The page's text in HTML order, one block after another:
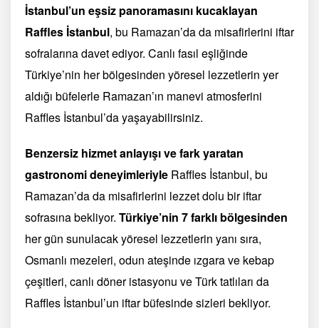
İstanbul’un eşsiz panoramasını kucaklayan
Raffles İstanbul, bu Ramazan’da da misafirlerini iftar
sofralarına davet ediyor. Canlı fasıl eşliğinde
Türkiye’nin her bölgesinden yöresel lezzetlerin yer
aldığı büfelerle Ramazan’ın manevi atmosferini
Raffles İstanbul’da yaşayabilirsiniz.
Benzersiz hizmet anlayışı ve fark yaratan
gastronomi deneyimleriyle Raffles İstanbul, bu
Ramazan’da da misafirlerini lezzet dolu bir iftar
sofrasına bekliyor. Türkiye’nin 7 farklı bölgesinden
her gün sunulacak yöresel lezzetlerin yanı sıra,
Osmanlı mezeleri, odun ateşinde ızgara ve kebap
çeşitleri, canlı döner istasyonu ve Türk tatlıları da
Raffles İstanbul’un iftar büfesinde sizleri bekliyor.